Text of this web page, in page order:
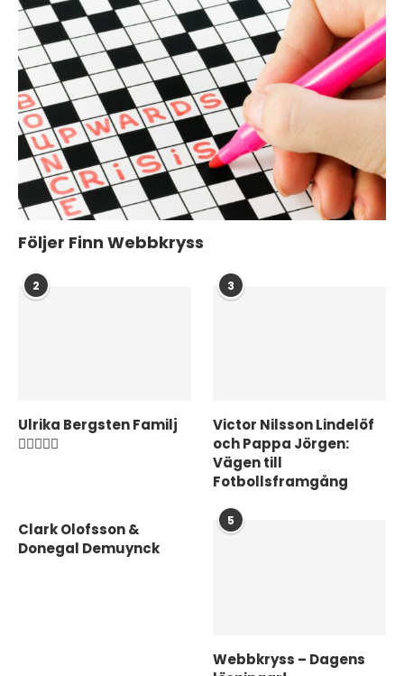
Följer Finn Webbkryss
2
Ulrika Bergsten Familj
❤️‍👨‍👩‍👦‍👦
3
Victor Nilsson Lindelöf
och Pappa Jörgen:
Vägen till
Fotbollsframgång
Clark Olofsson &
Donegal Demuynck
5
Webbkryss – Dagens